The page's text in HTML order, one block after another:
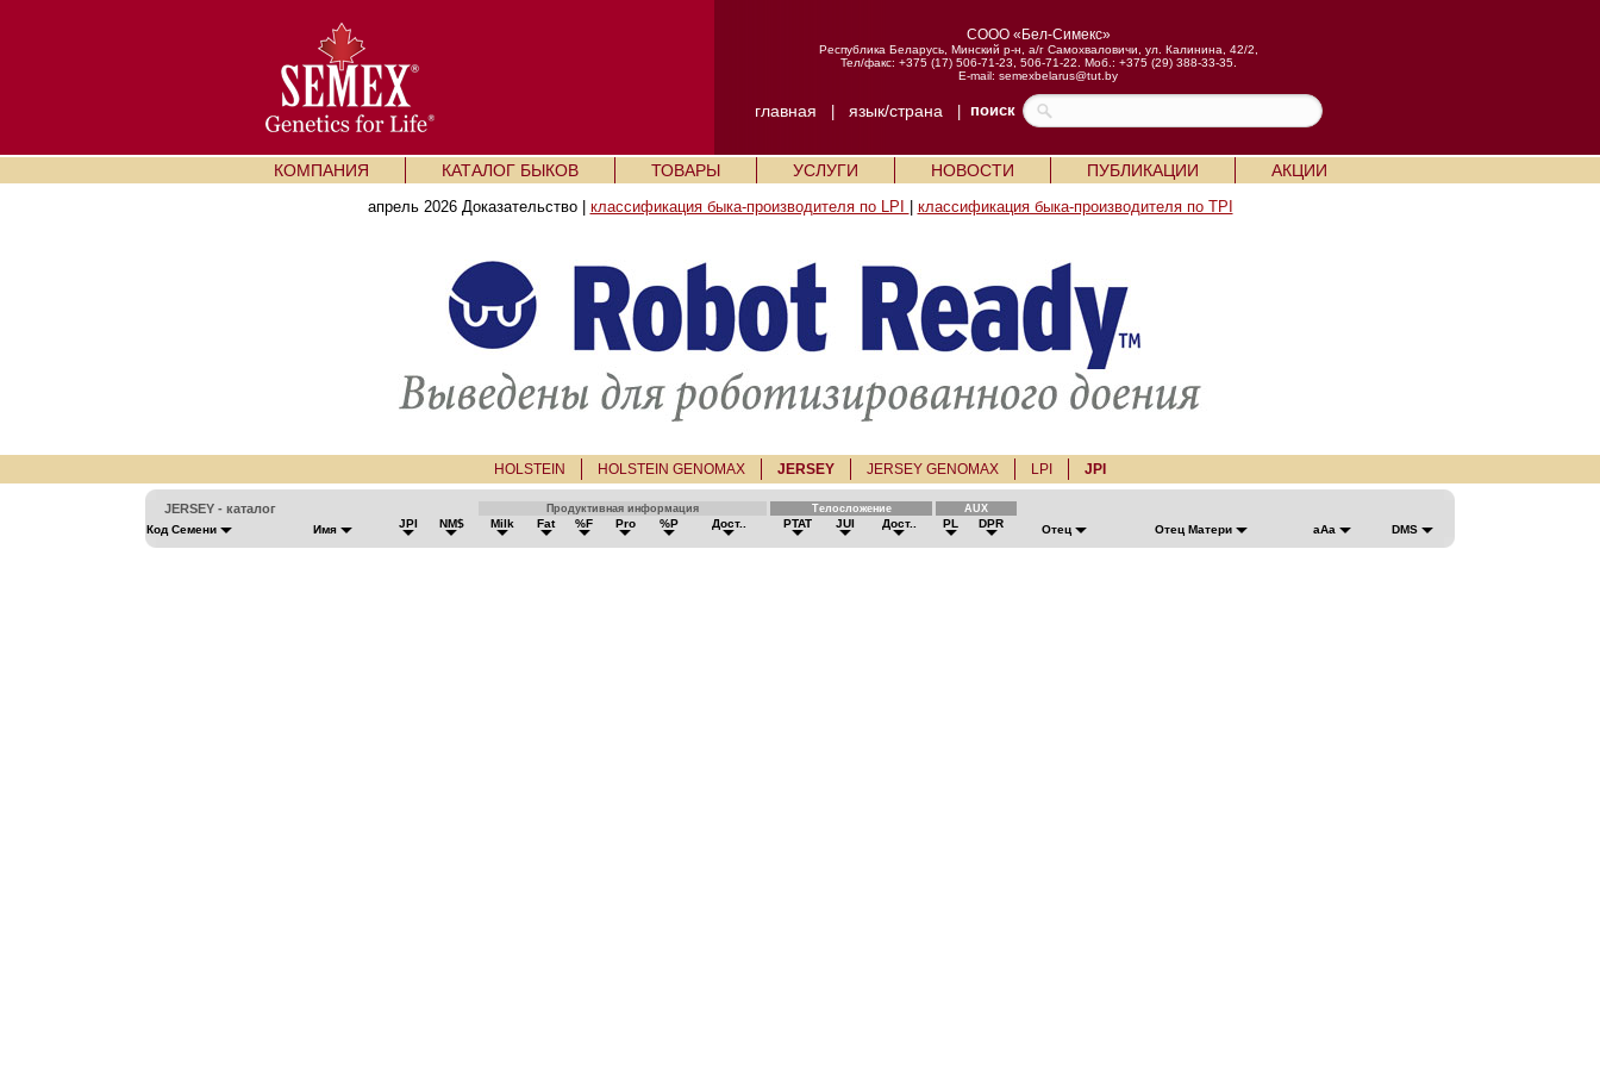
СООО «Бел-Симекс»
Республика Беларусь, Минский р-н, а/г Самохваловичи, ул. Калинина, 42/2,
Тел/факс: +375 (17) 506-71-23, 506-71-22. Моб.: +375 (29) 388-33-35.
E-mail: semexbelarus@tut.by
главная язык/страна| поиск
КОМПАНИЯ КАТАЛОГ БЫКОВ ТОВАРЫ УСЛУГИ НОВОСТИ ПУБЛИКАЦИИ АКЦИИ
апрель 2026 Доказательство | классификация быка-производителя по LPI классификация быка-производителя по TPI
HOLSTEIN HOLSTEIN GENOMAX JERSEY JERSEY GENOMAX LPI JPI
JERSEY - каталог Продуктивная информация Телосложение AUX
Код Семени Имя JPI NM$ Milk Fat %F Pro %P Дост.. PTAT JUI Дост.. PL DPR Отец Отец Матери aAa DMS